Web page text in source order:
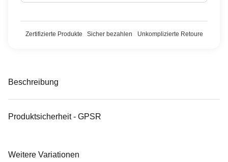
Zertifizierte Produkte Sicher bezahlen Unkomplizierte Retoure
Beschreibung
Produktsicherheit - GPSR
Weitere Variationen